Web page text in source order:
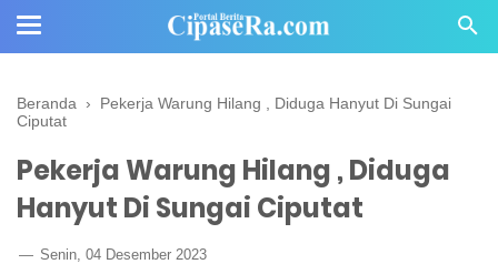
Beranda › Pekerja Warung Hilang , Diduga Hanyut Di Sungai
Ciputat
Pekerja Warung Hilang , Diduga
Hanyut Di Sungai Ciputat
Senin, 04 Desember 2023